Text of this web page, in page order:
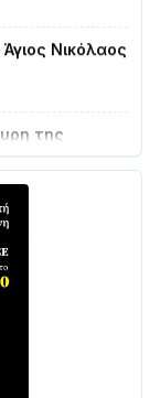
Αγρινίου
νερών